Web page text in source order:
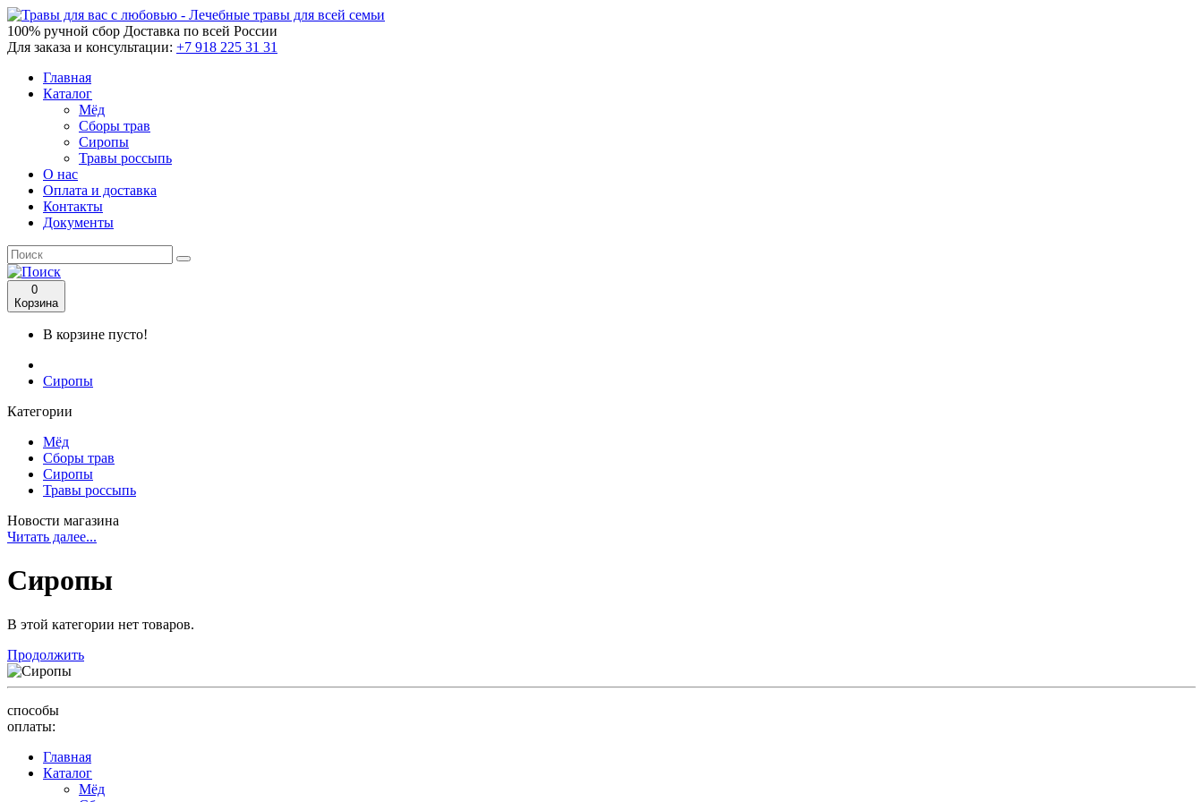
100% ручной сбор Доставка по всей России
Для заказа и консультации: +7 918 225 31 31
Главная
Каталог
Мёд
Сборы трав
Сиропы
Травы россыпь
О нас
Оплата и доставка
Контакты
Документы
0
Корзина
В корзине пусто!
Сиропы
Категории
Мёд
Сборы трав
Сиропы
Травы россыпь
Новости магазина
Читать далее...
Сиропы
В этой категории нет товаров.
Продолжить
cпособы
оплаты:
Главная
Каталог
Мёд